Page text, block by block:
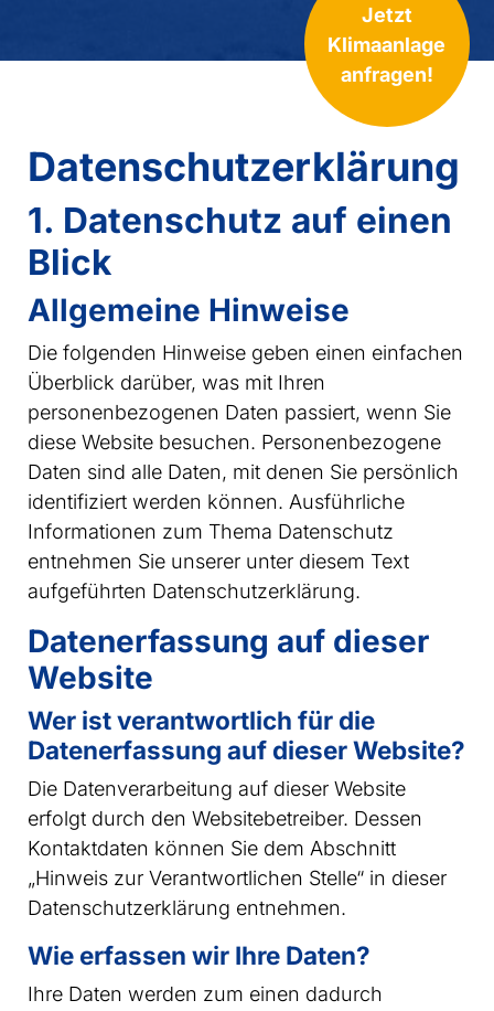
Jetzt
Klimaanlage
anfragen!
Datenschutz­erklärung
1. Datenschutz auf einen
Blick
Allgemeine Hinweise
Die folgenden Hinweise geben einen einfachen
Überblick darüber, was mit Ihren
personenbezogenen Daten passiert, wenn Sie
diese Website besuchen. Personenbezogene
Daten sind alle Daten, mit denen Sie persönlich
identifiziert werden können. Ausführliche
Informationen zum Thema Datenschutz
entnehmen Sie unserer unter diesem Text
aufgeführten Datenschutzerklärung.
Datenerfassung auf dieser
Website
Wer ist verantwortlich für die
Datenerfassung auf dieser Website?
Die Datenverarbeitung auf dieser Website
erfolgt durch den Websitebetreiber. Dessen
Kontaktdaten können Sie dem Abschnitt
„Hinweis zur Verantwortlichen Stelle“ in dieser
Datenschutzerklärung entnehmen.
Wie erfassen wir Ihre Daten?
Ihre Daten werden zum einen dadurch